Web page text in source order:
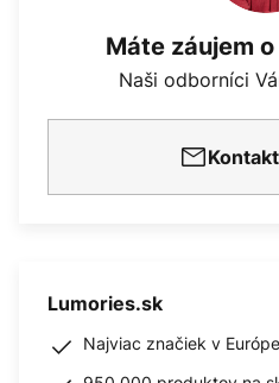
Máte záujem
Naši odborníci
Lumories.sk
Najviac značiek v Európe